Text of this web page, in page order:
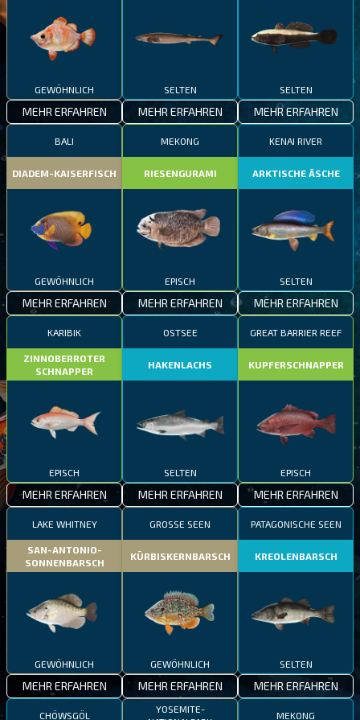
GEWÖHNLICH
MEHR ERFAHREN
SELTEN
MEHR ERFAHREN
SELTEN
MEHR ERFAHREN
BALI
DIADEM-KAISERFISCH
GEWÖHNLICH
MEHR ERFAHREN
MEKONG
RIESENGURAMI
EPISCH
MEHR ERFAHREN
KENAI RIVER
ARKTISCHE ÄSCHE
SELTEN
MEHR ERFAHREN
KARIBIK
ZINNOBERROTER
SCHNAPPER
EPISCH
MEHR ERFAHREN
OSTSEE
HAKENLACHS
SELTEN
MEHR ERFAHREN
GREAT BARRIER REEF
KUPFERSCHNAPPER
EPISCH
MEHR ERFAHREN
LAKE WHITNEY
SAN-ANTONIO-
SONNENBARSCH
GEWÖHNLICH
MEHR ERFAHREN
GROSSE SEEN
KÜRBISKERNBARSCH
GEWÖHNLICH
MEHR ERFAHREN
PATAGONISCHE SEEN
KREOLENBARSCH
SELTEN
MEHR ERFAHREN
CHÖWSGÖL
YOSEMITE-
MEKONG